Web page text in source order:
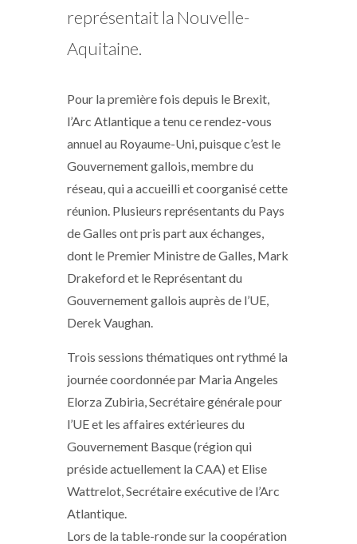
représentait la Nouvelle-
Aquitaine.
Pour la première fois depuis le Brexit,
l’Arc Atlantique a tenu ce rendez-vous
annuel au Royaume-Uni, puisque c’est le
Gouvernement gallois, membre du
réseau, qui a accueilli et coorganisé cette
réunion. Plusieurs représentants du Pays
de Galles ont pris part aux échanges,
dont le Premier Ministre de Galles, Mark
Drakeford et le Représentant du
Gouvernement gallois auprès de l’UE,
Derek Vaughan.
Trois sessions thématiques ont rythmé la
journée coordonnée par Maria Angeles
Elorza Zubiria, Secrétaire générale pour
l’UE et les affaires extérieures du
Gouvernement Basque (région qui
préside actuellement la CAA) et Elise
Wattrelot, Secrétaire exécutive de l’Arc
Atlantique.
Lors de la table-ronde sur la coopération